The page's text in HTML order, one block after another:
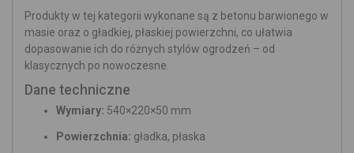
Produkty w tej kategorii wykonane są z betonu barwionego w
masie oraz o gładkiej, płaskiej powierzchni, co ułatwia
dopasowanie ich do różnych stylów ogrodzeń – od
klasycznych po nowoczesne.
Dane techniczne
Wymiary: 540×220×50 mm
Powierzchnia: gładka, płaska